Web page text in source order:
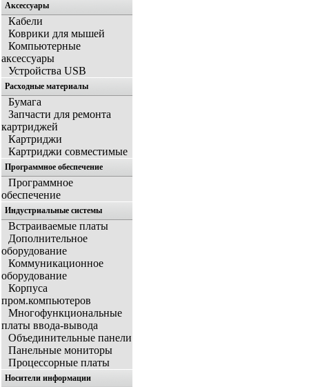
Аксессуары
Кабели
Коврики для мышей
Компьютерные
аксессуары
Устройства USB
Расходные материалы
Бумага
Запчасти для ремонта
картриджей
Картриджи
Картриджи совместимые
Программное обеспечение
Программное
обеспечение
Индустриальные системы
Встраиваемые платы
Дополнительное
оборудование
Коммуникационное
оборудование
Корпуса
пром.компьютеров
Многофункциональные
платы ввода-вывода
Объединительные панели
Панельные мониторы
Процессорные платы
Носители информации